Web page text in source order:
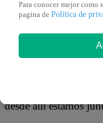
cumpliendo sus
: Cuando
vamos corriendo,
desde allí estamos
Para conocer mejor como
pagina de Política de